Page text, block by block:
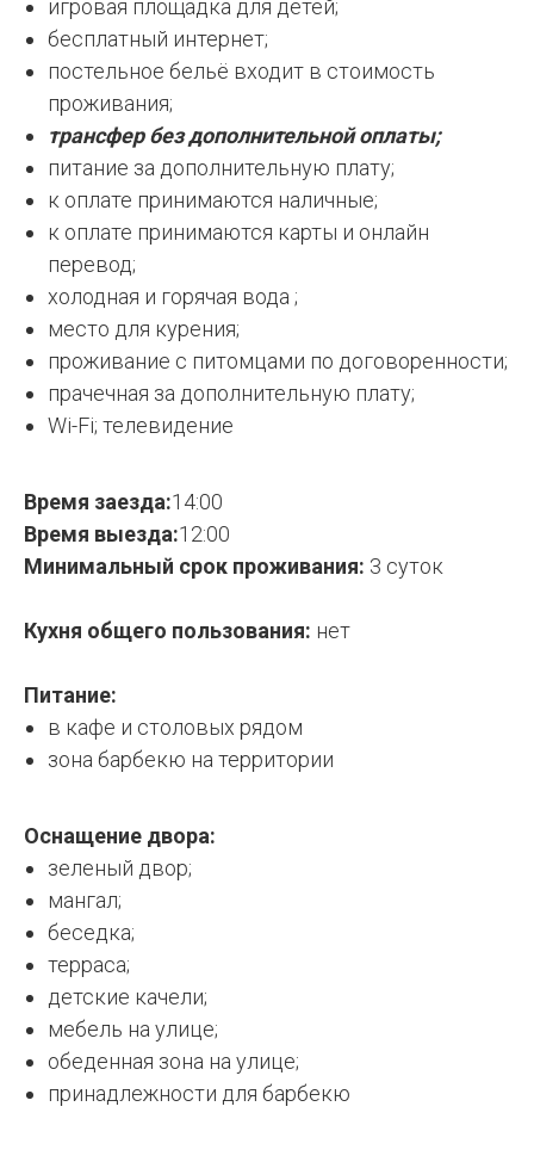
игровая площадка для детей;
бесплатный интернет;
постельное бельё входит в стоимость
проживания;
трансфер без дополнительной оплаты;
питание за дополнительную плату;
к оплате принимаются наличные;
к оплате принимаются карты и онлайн
перевод;
холодная и горячая вода ;
место для курения;
проживание с питомцами по договоренности;
прачечная за дополнительную плату;
Wi-Fi; телевидение
Время заезда:14:00
Время выезда:12:00
Минимальный срок проживания: 3 суток
Кухня общего пользования: нет
Питание:
в кафе и столовых рядом
зона барбекю на территории
Оснащение двора:
зеленый двор;
мангал;
беседка;
терраса;
детские качели;
мебель на улице;
обеденная зона на улице;
принадлежности для барбекю